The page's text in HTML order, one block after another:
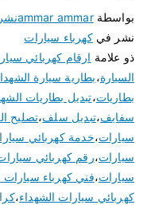
بواسطةammar ammar
نشر فيكهرباء سيارات
ذو علامة ارقام كهربائي
السيارة،بطارية سيارة
بطاريات،تبديل بطاريات
سفايف،تبديل سلف،تصليح
سيارات،خدمة كهربائي
سيارات،رقم كهربائي
سيارات،فني كهرباء سيارات
كهربائي سيارات الشهداء،